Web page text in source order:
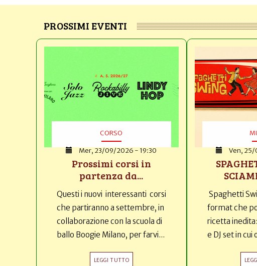
PROSSIMI EVENTI
CORSO
Mer, 23/09/2026 - 19:30
Prossimi corsi in
partenza da...
Questi i nuovi interessanti corsi
che partiranno a settembre, in
collaborazione con la scuola di
ballo Boogie Milano, per farvi...
LEGGI TUTTO
Ven,
Spaghetti
format che
ricetta
e DJ set in cui